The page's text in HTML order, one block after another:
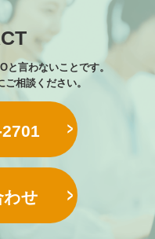
言わないことです。
相談ください。
わせ